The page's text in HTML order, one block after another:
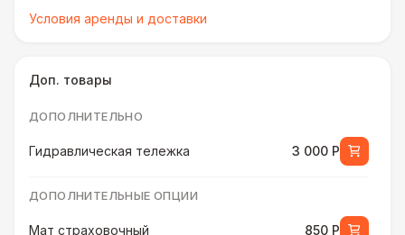
Условия аренды и доставки
Доп. товары
ДОПОЛНИТЕЛЬНО
Гидравлическая тележка 3 000 Р
ДОПОЛНИТЕЛЬНЫЕ ОПЦИИ
Мат страховочный 850 Р